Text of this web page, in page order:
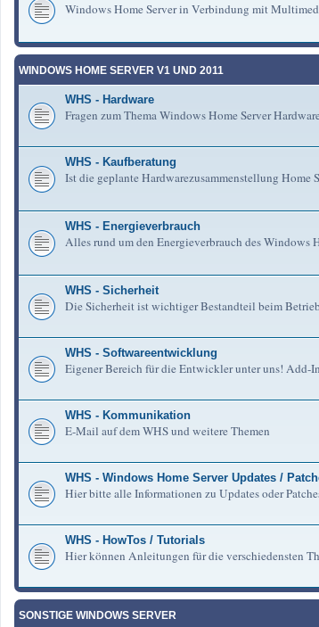
Windows Home Server in Verbindung mit
WINDOWS HOME SERVER V1 UND 2011
WHS - Hardware
Fragen zum Thema Windows Home Server Hardware
WHS - Kaufberatung
Ist die geplante Hardwarezusammenstellung Home
WHS - Energieverbrauch
Alles rund um den Energieverbrauch des Windows
WHS - Sicherheit
Die Sicherheit ist wichtiger Bestandteil beim
WHS - Softwareentwicklung
Eigener Bereich für die Entwickler unter uns! Add-
WHS - Kommunikation
E-Mail auf dem WHS und weitere Themen
WHS - Windows Home Server Updates /
Hier bitte alle Informationen zu Updates oder
WHS - HowTos / Tutorials
Hier können Anleitungen für die verschiedensten
SONSTIGE WINDOWS SERVER